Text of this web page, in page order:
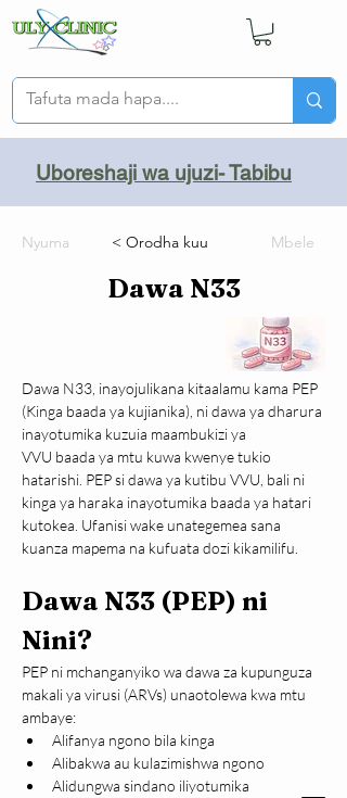
Uboreshaji wa ujuzi- Tabibu
Nyuma < Orodha kuu Mbele
Dawa N33
Dawa N33, inayojulikana kitaalamu kama PEP
(Kinga baada ya kujianika), ni dawa ya dharura
inayotumika kuzuia maambukizi ya
VVU baada ya mtu kuwa kwenye tukio
hatarishi. PEP si dawa ya kutibu VVU, bali ni
kinga ya haraka inayotumika baada ya hatari
kutokea. Ufanisi wake unategemea sana
kuanza mapema na kufuata dozi kikamilifu.
Dawa N33 (PEP) ni
Nini?
PEP ni mchanganyiko wa dawa za kupunguza
makali ya virusi (ARVs) unaotolewa kwa mtu
ambaye:
Alifanya ngono bila kinga
Alibakwa au kulazimishwa ngono
Alidungwa sindano iliyotumika